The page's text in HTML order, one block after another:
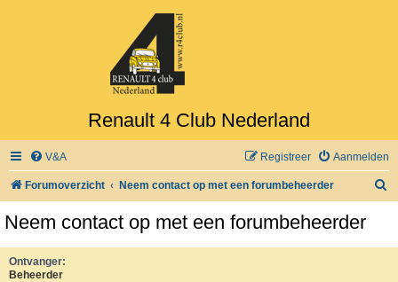
Renault 4 Club Nederland
V&A Aanmelden
Registreer
Forumoverzicht Neem contact op met een forumbeheerder
Neem contact op met een forumbeheerder
Ontvanger:
Beheerder